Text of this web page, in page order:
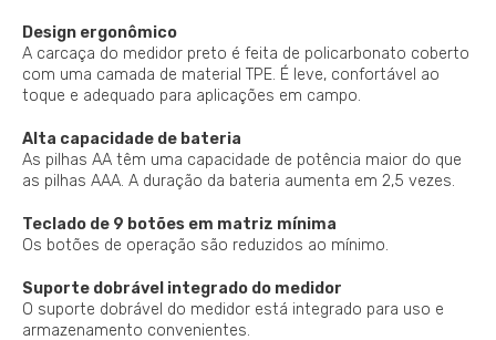
Design ergonômico
A carcaça do medidor preto é feita de policarbonato coberto
com uma camada de material TPE. É leve, confortável ao
toque e adequado para aplicações em campo.
Alta capacidade de bateria
As pilhas AA têm uma capacidade de potência maior do que
as pilhas AAA. A duração da bateria aumenta em 2,5 vezes.
Teclado de 9 botões em matriz mínima
Os botões de operação são reduzidos ao mínimo.
Suporte dobrável integrado do medidor
O suporte dobrável do medidor está integrado para uso e
armazenamento convenientes.